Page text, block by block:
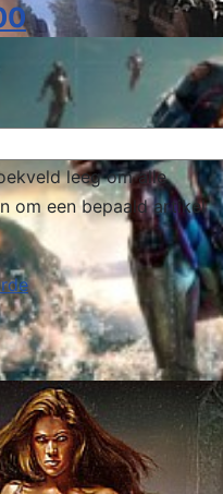
leeg om alle
om een bepaald artikel